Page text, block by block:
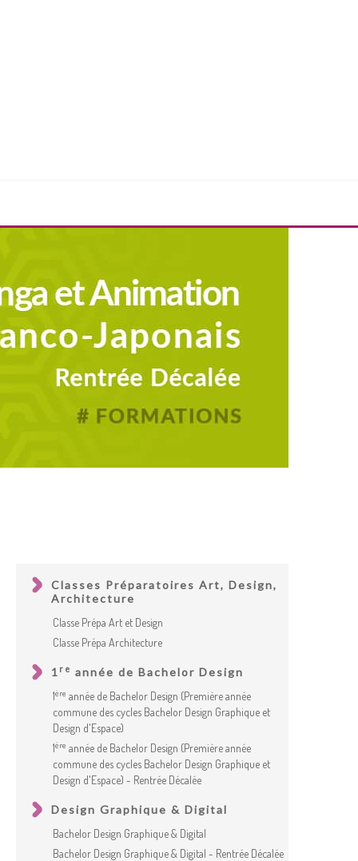
Classes Préparatoires Art, Design,
Architecture
Classe Prépa Art et Design
Classe Prépa Architecture
1 re année de Bachelor Design
1ère année de Bachelor Design (Première année
commune des cycles Bachelor Design Graphique et
Design d'Espace)
1ère année de Bachelor Design (Première année
commune des cycles Bachelor Design Graphique et
Design d'Espace) - Rentrée Décalée
Design Graphique & Digital
Bachelor Design Graphique & Digital
Bachelor Design Graphique & Digital - Rentrée Décalée